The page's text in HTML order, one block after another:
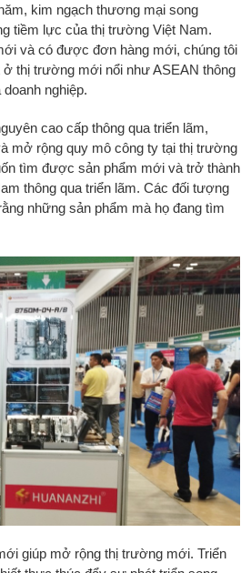
kim ngạch thương mại song
tiềm lực của thị trường Việt Nam.
và có được đơn hàng mới, chúng tôi
thị trường mới nổi như ASEAN thông
nghiệp.
cao cấp thông qua triển lãm,
mở rộng quy mô công ty tại thị trường
tìm được sản phẩm mới và trở thành
thông qua triển lãm. Các đối tượng
những sản phẩm mà họ đang tìm
giúp mở rộng thị trường mới. Triển